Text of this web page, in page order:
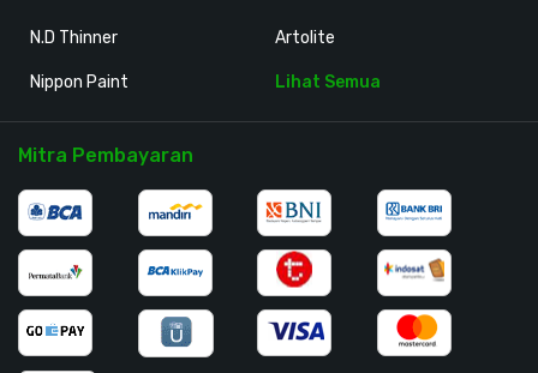
N.D Thinner
Nippon Paint
Artolite
Lihat Semua
Mitra Pembayaran